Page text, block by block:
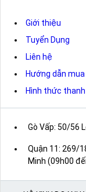
Giới thiệu
Tuyển Dụng
Liên hệ
Hướng dẫn
Hình thức
Gò Vấp: 50/56
Quận 11: 269/
Minh (09h00